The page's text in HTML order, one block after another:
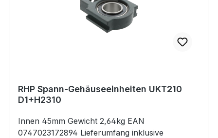
RHP Spann-Gehäuseeinheiten UKT210
D1+H2310
Innen 45mm Gewicht 2,64kg EAN
0747023172894 Lieferumfang inklusive